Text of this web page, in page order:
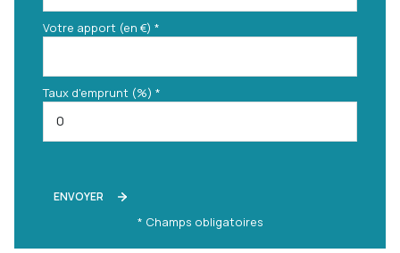
Votre apport (en €) *
Taux d'emprunt (%) *
ENVOYER
* Champs obligatoires